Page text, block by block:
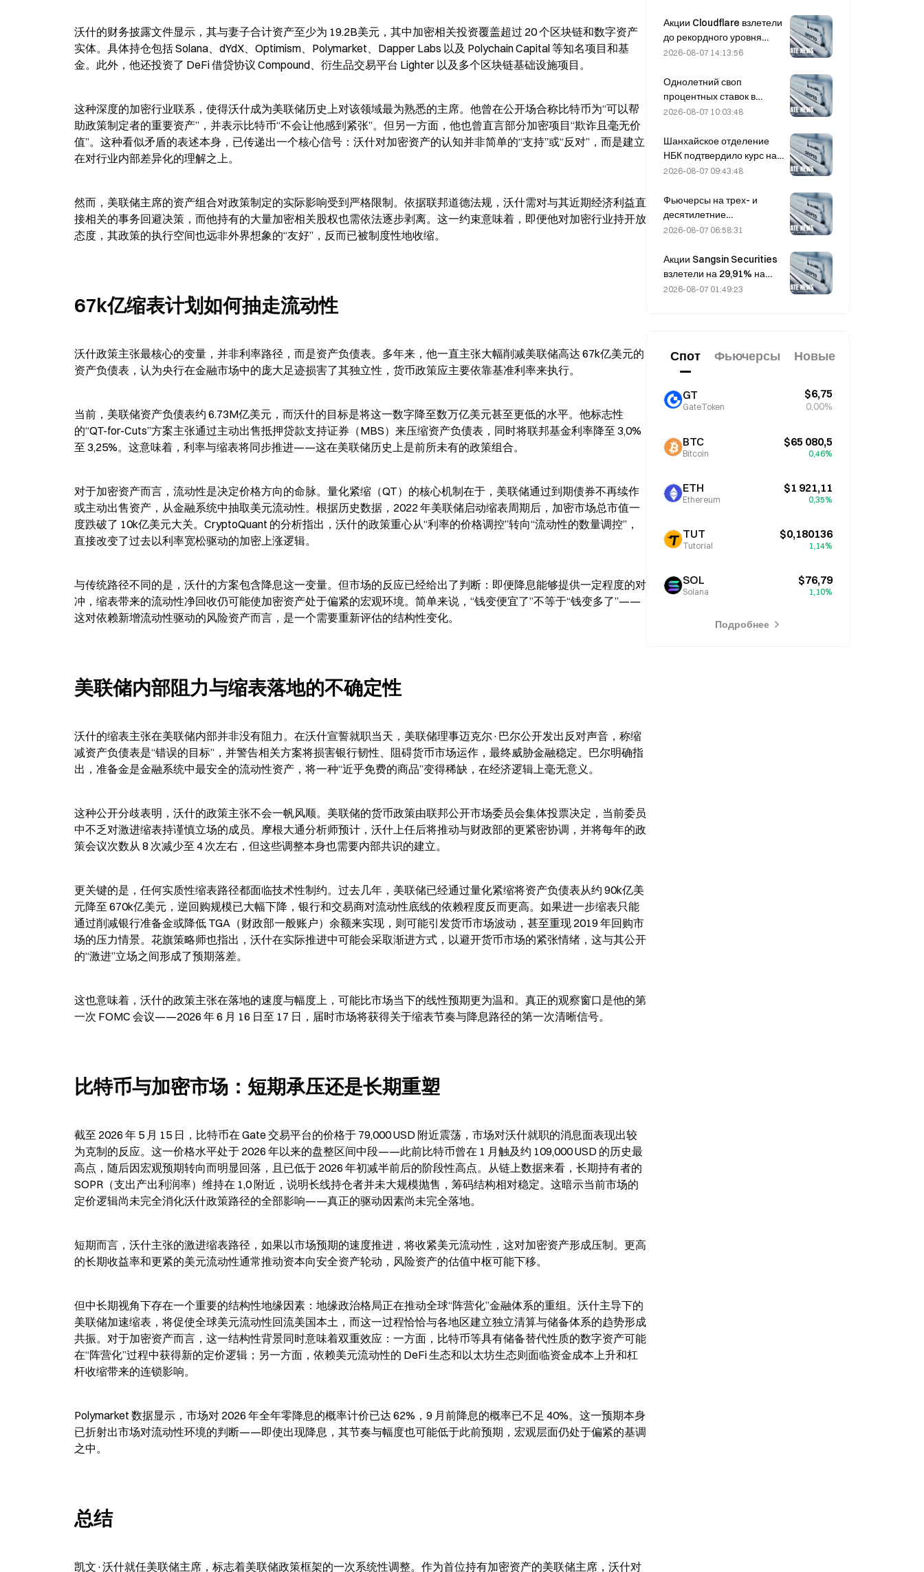
沃什的财务披露文件显示，其与妻子合计资产至少为 19.2B美元，其中加密相关投资覆盖超过 20 个区块链和数字资产
实体。具体持仓包括 Solana、dYdX、Optimism、Polymarket、Dapper Labs 以及 Polychain Capital 等知名项目和基
金。此外，他还投资了 DeFi 借贷协议 Compound、衍生品交易平台 Lighter 以及多个区块链基础设施项目。
这种深度的加密行业联系，使得沃什成为美联储历史上对该领域最为熟悉的主席。他曾在公开场合称比特币为“可以帮
助政策制定者的重要资产”，并表示比特币“不会让他感到紧张”。但另一方面，他也曾直言部分加密项目“欺诈且毫无价
值”。这种看似矛盾的表述本身，已传递出一个核心信号：沃什对加密资产的认知并非简单的“支持”或“反对”，而是建立
在对行业内部差异化的理解之上。
然而，美联储主席的资产组合对政策制定的实际影响受到严格限制。依据联邦道德法规，沃什需对与其近期经济利益直
接相关的事务回避决策，而他持有的大量加密相关股权也需依法逐步剥离。这一约束意味着，即便他对加密行业持开放
态度，其政策的执行空间也远非外界想象的“友好”，反而已被制度性地收缩。
67k亿缩表计划如何抽走流动性
沃什政策主张最核心的变量，并非利率路径，而是资产负债表。多年来，他一直主张大幅削减美联储高达 67k亿美元的
资产负债表，认为央行在金融市场中的庞大足迹损害了其独立性，货币政策应主要依靠基准利率来执行。
当前，美联储资产负债表约 6.73M亿美元，而沃什的目标是将这一数字降至数万亿美元甚至更低的水平。他标志性
的“QT-for-Cuts”方案主张通过主动出售抵押贷款支持证券（MBS）来压缩资产负债表，同时将联邦基金利率降至 3,0%
至 3,25%。这意味着，利率与缩表将同步推进——这在美联储历史上是前所未有的政策组合。
对于加密资产而言，流动性是决定价格方向的命脉。量化紧缩（QT）的核心机制在于，美联储通过到期债券不再续作
或主动出售资产，从金融系统中抽取美元流动性。根据历史数据，2022 年美联储启动缩表周期后，加密市场总市值一
度跌破了 10k亿美元大关。CryptoQuant 的分析指出，沃什的政策重心从“利率的价格调控”转向“流动性的数量调控”，
直接改变了过去以利率宽松驱动的加密上涨逻辑。
与传统路径不同的是，沃什的方案包含降息这一变量。但市场的反应已经给出了判断：即便降息能够提供一定程度的对
冲，缩表带来的流动性净回收仍可能使加密资产处于偏紧的宏观环境。简单来说，“钱变便宜了”不等于“钱变多了”——
这对依赖新增流动性驱动的风险资产而言，是一个需要重新评估的结构性变化。
美联储内部阻力与缩表落地的不确定性
沃什的缩表主张在美联储内部并非没有阻力。在沃什宣誓就职当天，美联储理事迈克尔·巴尔公开发出反对声音，称缩
减资产负债表是“错误的目标”，并警告相关方案将损害银行韧性、阻碍货币市场运作，最终威胁金融稳定。巴尔明确指
出，准备金是金融系统中最安全的流动性资产，将一种“近乎免费的商品”变得稀缺，在经济逻辑上毫无意义。
这种公开分歧表明，沃什的政策主张不会一帆风顺。美联储的货币政策由联邦公开市场委员会集体投票决定，当前委员
中不乏对激进缩表持谨慎立场的成员。摩根大通分析师预计，沃什上任后将推动与财政部的更紧密协调，并将每年的政
策会议次数从 8 次减少至 4 次左右，但这些调整本身也需要内部共识的建立。
更关键的是，任何实质性缩表路径都面临技术性制约。过去几年，美联储已经通过量化紧缩将资产负债表从约 90k亿美
元降至 670k亿美元，逆回购规模已大幅下降，银行和交易商对流动性底线的依赖程度反而更高。如果进一步缩表只能
通过削减银行准备金或降低 TGA（财政部一般账户）余额来实现，则可能引发货币市场波动，甚至重现 2019 年回购市
场的压力情景。花旗策略师也指出，沃什在实际推进中可能会采取渐进方式，以避开货币市场的紧张情绪，这与其公开
的“激进”立场之间形成了预期落差。
这也意味着，沃什的政策主张在落地的速度与幅度上，可能比市场当下的线性预期更为温和。真正的观察窗口是他的第
一次 FOMC 会议——2026 年 6 月 16 日至 17 日，届时市场将获得关于缩表节奏与降息路径的第一次清晰信号。
比特币与加密市场：短期承压还是长期重塑
截至 2026 年 5 月 15 日，比特币在 Gate 交易平台的价格于 79,000 USD 附近震荡，市场对沃什就职的消息面表现出较
为克制的反应。这一价格水平处于 2026 年以来的盘整区间中段——此前比特币曾在 1 月触及约 109,000 USD 的历史最
高点，随后因宏观预期转向而明显回落，且已低于 2026 年初减半前后的阶段性高点。从链上数据来看，长期持有者的
SOPR（支出产出利润率）维持在 1,0 附近，说明长线持仓者并未大规模抛售，筹码结构相对稳定。这暗示当前市场的
定价逻辑尚未完全消化沃什政策路径的全部影响——真正的驱动因素尚未完全落地。
短期而言，沃什主张的激进缩表路径，如果以市场预期的速度推进，将收紧美元流动性，这对加密资产形成压制。更高
的长期收益率和更紧的美元流动性通常推动资本向安全资产轮动，风险资产的估值中枢可能下移。
但中长期视角下存在一个重要的结构性地缘因素：地缘政治格局正在推动全球“阵营化”金融体系的重组。沃什主导下的
美联储加速缩表，将促使全球美元流动性回流美国本土，而这一过程恰恰与各地区建立独立清算与储备体系的趋势形成
共振。对于加密资产而言，这一结构性背景同时意味着双重效应：一方面，比特币等具有储备替代性质的数字资产可能
在“阵营化”过程中获得新的定价逻辑；另一方面，依赖美元流动性的 DeFi 生态和以太坊生态则面临资金成本上升和杠
杆收缩带来的连锁影响。
Polymarket 数据显示，市场对 2026 年全年零降息的概率计价已达 62%，9 月前降息的概率已不足 40%。这一预期本身
已折射出市场对流动性环境的判断——即使出现降息，其节奏与幅度也可能低于此前预期，宏观层面仍处于偏紧的基调
之中。
总结
凯文·沃什就任美联储主席，标志着美联储政策框架的一次系统性调整。作为首位持有加密资产的美联储主席，沃什对
интервенции; влияние на
доходность длинных
выпусков ограничено.
Акции Cloudflare взлетели
до рекордного уровня
после публикации
результатов за II квартал и
повышения прогноза;
аналитики назвали ставку
2026-08-07 14:13:56
Однолетний своп
процентных ставок в
Южной Корее вырос на
августа.
2026-08-07 10:03:48
Шанхайское отделение
НБК подтвердило курс на
ужесточение контроля над
рабочем совещании 4
августа
2026-08-07 09:43:48
Фьючерсы на трех- и
десятилетние
государственные
снизились 7 августа в
преддверии аукциона,
который состоится на
2026-08-07 06:58:31
Акции Sangsin Securities
взлетели на 29,91% на
фоне слухов о возможном
2026-08-07 01:49:23
Спот Фьючерсы Новые
GT
GateToken
$6,75
0,00%
BTC
Bitcoin
$65 080,5
0,46%
ETH
Ethereum
$1 921,11
0,35%
TUT
Tutorial
$0,180136
1,14%
SOL
Solana
$76,79
1,10%
Подробнее